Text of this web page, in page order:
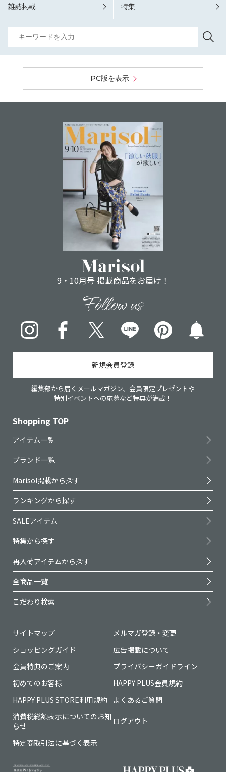
雑誌掲載 特集
PC版を表示
9・10月号 掲載商品をお届け！
Follow us
InstagramFacebookX LINE pinterest
新規会員登録
編集部から届くメールマガジン、会員限定プレゼントや
特別イベントへの応募など特典が満載！
Shopping TOP
アイテム一覧
ブランド一覧
Marisol掲載から探す
ランキングから探す
SALEアイテム
特集から探す
再入荷アイテムから探す
全商品一覧
こだわり検索
サイトマップ
メルマガ登録・変更
ショッピングガイド
広告掲載について
会員特典のご案内
プライバシーガイドライン
初めてのお客様
HAPPY PLUS会員規約
HAPPY PLUS STORE利用規約
よくあるご質問
消費税総額表示についてのお知
らせ
ログアウト
特定商取引法に基づく表示